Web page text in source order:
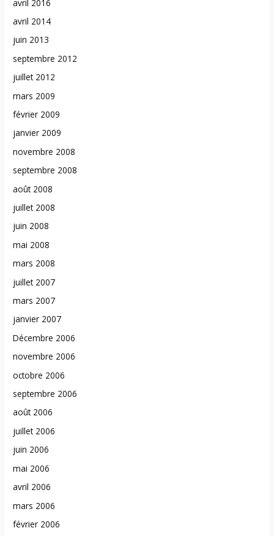
avril 2016
avril 2014
juin 2013
septembre 2012
juillet 2012
mars 2009
février 2009
janvier 2009
novembre 2008
septembre 2008
août 2008
juillet 2008
juin 2008
mai 2008
mars 2008
juillet 2007
mars 2007
janvier 2007
Décembre 2006
novembre 2006
octobre 2006
septembre 2006
août 2006
juillet 2006
juin 2006
mai 2006
avril 2006
mars 2006
février 2006